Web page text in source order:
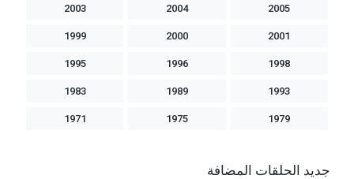
2005
2004
2003
2001
2000
1999
1998
1996
1995
1993
1989
1983
1979
1975
1971
جديد الحلقات المضافة